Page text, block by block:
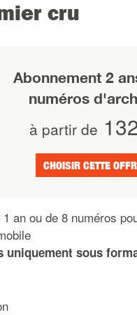
cru
Abonnement 2
numéros
à partir de
CHOISIR CETTE
an ou de 8 numéros
uniquement sous